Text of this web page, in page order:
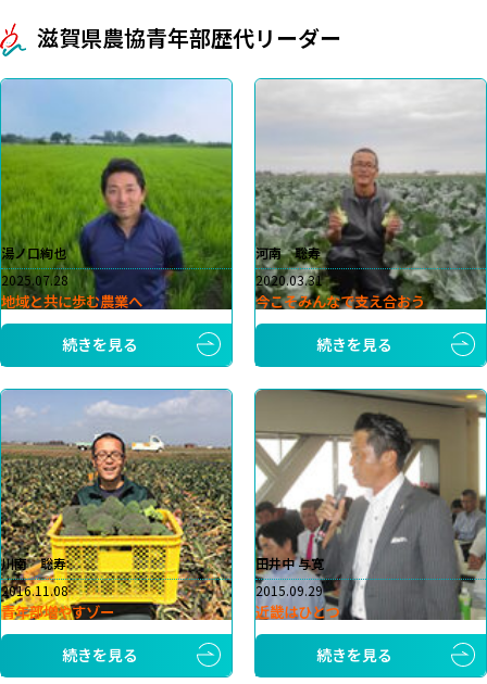
滋賀県農協青年部歴代リーダー
湯ノ口絢也
2025.07.28
地域と共に歩む農業へ
続きを見る
河南 聡寿
2020.03.31
今こそみんなで支え合おう
続きを見る
川南 聡寿
2016.11.08
青年部増やすゾー
続きを見る
田井中 与寛
2015.09.29
近畿はひとつ
続きを見る